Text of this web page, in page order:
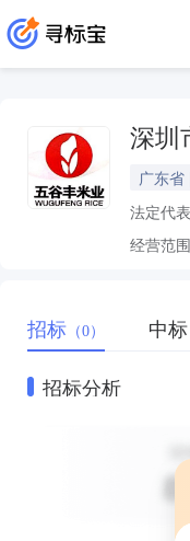
深圳
广东省
法定代
经营范围
招标 （0） 中标
招标分析